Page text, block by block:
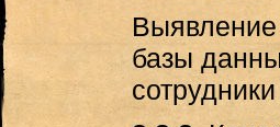
Выявление
базы